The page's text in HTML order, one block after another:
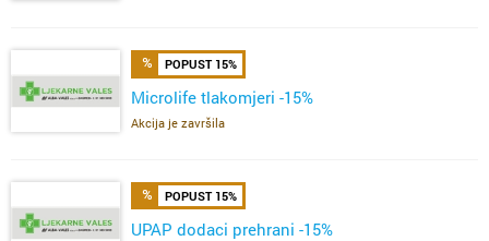
POPUST 15%
Microlife tlakomjeri -15%
Akcija je završila
POPUST 15%
UPAP dodaci prehrani -15%